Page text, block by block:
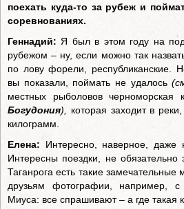
поехать куда-то за рубеж и
соревнованиях.
Геннадий: Я был в этом году на
рубежом – ну, если можно так
по лову форели, республиканские.
вы показали, поймать не удалось
местных рыболовов черноморская
Богудония),
которая заходит в
килограмм.
Елена: Интересно, наверное, даже
Интересны поездки, не обязательно
Таганрога есть такие
друзьям фотографии, например,
Миуса: все спрашивают – а где такая